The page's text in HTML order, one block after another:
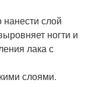
слой
ногти и
лака с
слоями.